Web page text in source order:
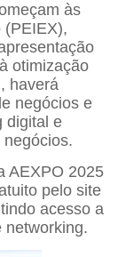
às
(PEIEX),
otimização
haverá
negócios e
digital e
AEXPO 2025
pelo site
acesso a
networking.